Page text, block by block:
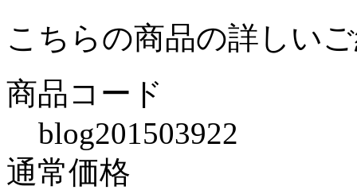
こちらの商品の詳しい
商品コード
blog201503922
通常価格